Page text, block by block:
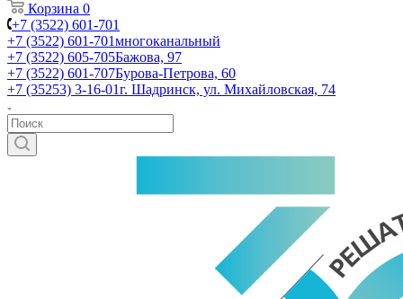
Корзина 0
+7 (3522) 601-701
+7 (3522) 601-701многоканальный
+7 (3522) 605-705Бажова, 97
+7 (3522) 601-707Бурова-Петрова, 60
+7 (35253) 3-16-01г. Шадринск, ул. Михайловская, 74